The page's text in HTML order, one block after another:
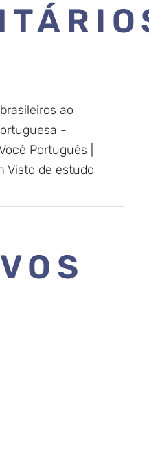
ao
-
Português |
Visto de estudo